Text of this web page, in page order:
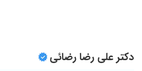
دکتر علی رضا رضائی